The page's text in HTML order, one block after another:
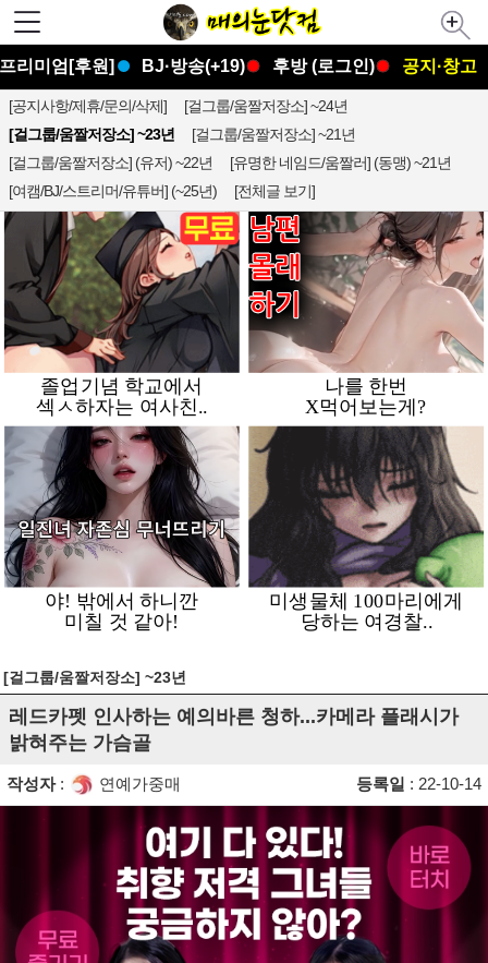
프리미엄[후원] BJ·방송(+19) 후방 (로그인) 공지·창고
[공지사항/제휴/문의/삭제]
[걸그룹/움짤저장소] ~24년
[걸그룹/움짤저장소] ~23년
[걸그룹/움짤저장소] ~21년
[걸그룹/움짤저장소] (유저) ~22년
[유명한 네임드/움짤러] (동맹) ~21년
[여캠/BJ/스트리머/유튜버] (~25년)
[전체글 보기]
[걸그룹/움짤저장소] ~23년
레드카펫 인사하는 예의바른 청하...카메라 플래시가
밝혀주는 가슴골
작성자: 연예가중매 등록일 : 22-10-14